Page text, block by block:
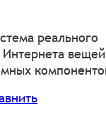
реального
Интернета